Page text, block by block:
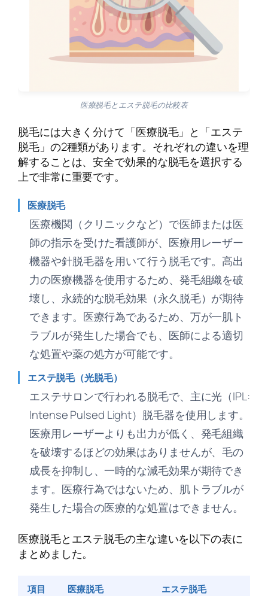
医療脱毛とエステ脱毛の比較表
脱毛には大きく分けて「医療脱毛」と「エステ
脱毛」の2種類があります。それぞれの違いを理
解することは、安全で効果的な脱毛を選択する
上で非常に重要です。
医療脱毛
医療機関（クリニックなど）で医師または医
師の指示を受けた看護師が、医療用レーザー
機器や針脱毛器を用いて行う脱毛です。高出
力の医療機器を使用するため、発毛組織を破
壊し、永続的な脱毛効果（永久脱毛）が期待
できます。医療行為であるため、万が一肌ト
ラブルが発生した場合でも、医師による適切
な処置や薬の処方が可能です。
エステ脱毛（光脱毛）
エステサロンで行われる脱毛で、主に光（IPL:
Intense Pulsed Light）脱毛器を使用します。
医療用レーザーよりも出力が低く、発毛組織
を破壊するほどの効果はありませんが、毛の
成長を抑制し、一時的な減毛効果が期待でき
ます。医療行為ではないため、肌トラブルが
発生した場合の医療的な処置はできません。
医療脱毛とエステ脱毛の主な違いを以下の表に
まとめました。
項目 医療脱毛 エステ脱毛